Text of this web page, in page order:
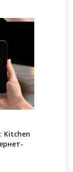
Kitchen